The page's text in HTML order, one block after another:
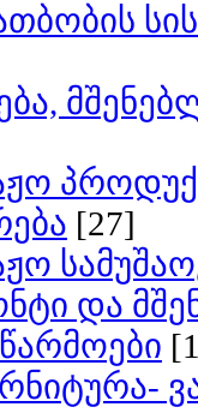
[27]
და